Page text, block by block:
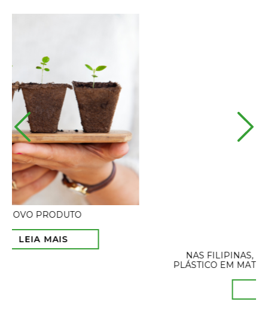
NAS FILIPINAS, EMPRESA TRANSFORMA LIXO
PLÁSTICO EM MATERIAL PARA CONSTRUÇÃO CIVIL.